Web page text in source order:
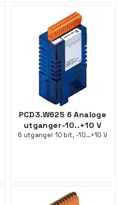
PCD3.W625 6 Analoge
utganger-10..+10 V
6 utganger 10 bit, -10…+10 V